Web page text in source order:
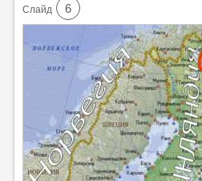
Cлайд 6